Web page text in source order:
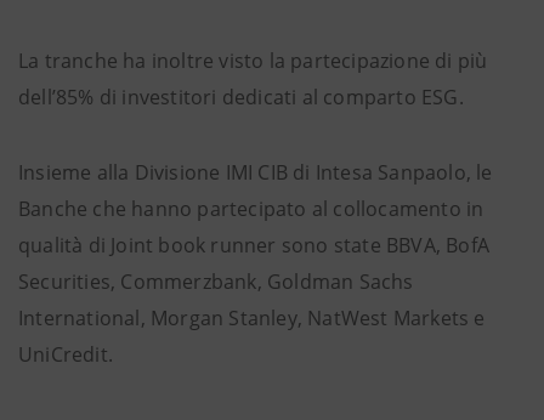
La tranche ha inoltre visto la partecipazione di più
dell’85% di investitori dedicati al comparto ESG.
Insieme alla Divisione IMI CIB di Intesa Sanpaolo, le
Banche che hanno partecipato al collocamento in
qualità di Joint book runner sono state BBVA, BofA
Securities, Commerzbank, Goldman Sachs
International, Morgan Stanley, NatWest Markets e
UniCredit.